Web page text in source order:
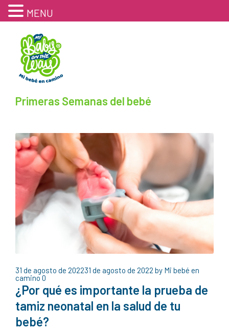
Primeras Semanas del bebé
31 de agosto de 202231 de agosto de 2022 by Mi bebé en
camino0
¿Por qué es importante la prueba de
tamiz neonatal en la salud de tu
bebé?
MENU